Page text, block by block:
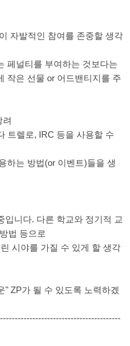
자발적인 참여를 존중할 생각
페널티를 부여하는 것보다는
작은 선물 or 어드밴티지를 주
려
트렐로, IRC 등을 사용할 수
하는 방법(or 이벤트)들을 생
입니다. 다른 학교와 정기적 교
법 등으로
시야를 가질 수 있게 할 생각
" ZP가 될 수 있도록 노력하겠